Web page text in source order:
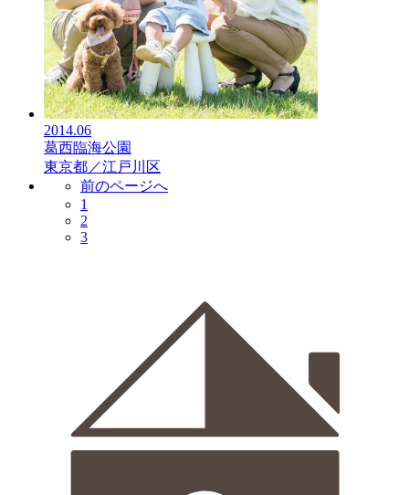
2014.06
葛西臨海公園
東京都／江戸川区
前のページへ
1
2
3